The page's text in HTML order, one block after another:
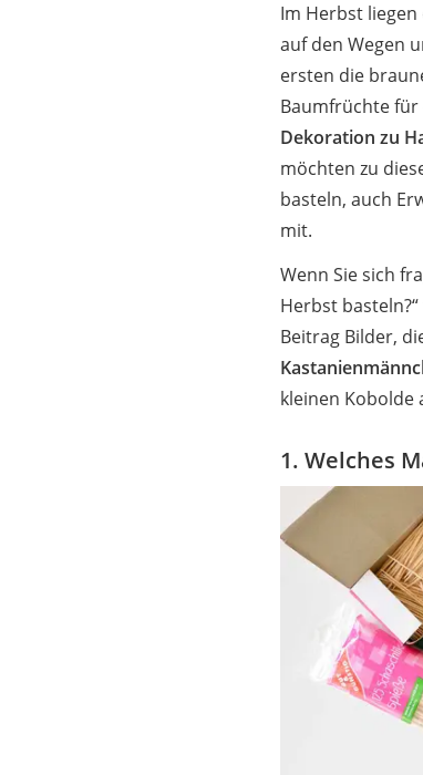
Service
Im Herbst
auf den Wegen
ersten die
Baumfrüchte für
Dekoration zu
möchten zu
basteln, auch
mit.
Wenn Sie sich
Herbst
Beitrag Bilder,
kleinen Kobolde
1. Welches